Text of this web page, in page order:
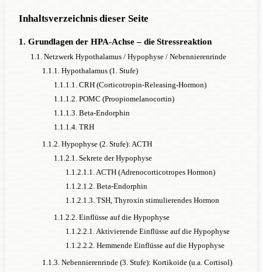
Inhaltsverzeichnis dieser Seite
1. Grundlagen der HPA-Achse – die Stressreaktion
1.1. Netzwerk Hypothalamus / Hypophyse / Nebennierenrinde
1.1.1. Hypothalamus (1. Stufe)
1.1.1.1. CRH (Corticotropin-Releasing-Hormon)
1.1.1.2. POMC (Proopiomelanocortin)
1.1.1.3. Beta-Endorphin
1.1.1.4. TRH
1.1.2. Hypophyse (2. Stufe): ACTH
1.1.2.1. Sekrete der Hypophyse
1.1.2.1.1. ACTH (Adrenocorticotropes Hormon)
1.1.2.1.2. Beta-Endorphin
1.1.2.1.3. TSH, Thyroxin stimulierendes Hormon
1.1.2.2. Einflüsse auf die Hypophyse
1.1.2.2.1. Aktivierende Einflüsse auf die Hypophyse
1.1.2.2.2. Hemmende Einflüsse auf die Hypophyse
1.1.3. Nebennierenrinde (3. Stufe): Kortikoide (u.a. Cortisol)